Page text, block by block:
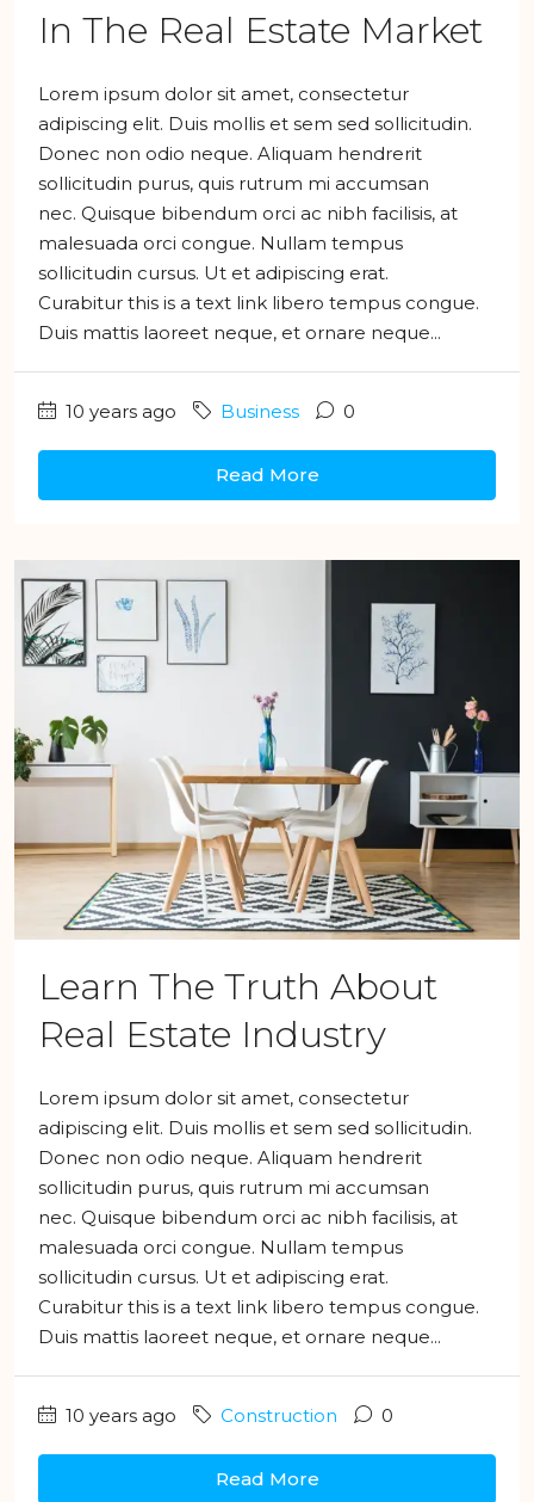
In The Real Estate Market
Lorem ipsum dolor sit amet, consectetur
adipiscing elit. Duis mollis et sem sed sollicitudin.
Donec non odio neque. Aliquam hendrerit
sollicitudin purus, quis rutrum mi accumsan
nec. Quisque bibendum orci ac nibh facilisis, at
malesuada orci congue. Nullam tempus
sollicitudin cursus. Ut et adipiscing erat.
Curabitur this is a text link libero tempus congue.
Duis mattis laoreet neque, et ornare neque...
10 years ago Business 0
Read More
Learn The Truth About
Real Estate Industry
Lorem ipsum dolor sit amet, consectetur
adipiscing elit. Duis mollis et sem sed sollicitudin.
Donec non odio neque. Aliquam hendrerit
sollicitudin purus, quis rutrum mi accumsan
nec. Quisque bibendum orci ac nibh facilisis, at
malesuada orci congue. Nullam tempus
sollicitudin cursus. Ut et adipiscing erat.
Curabitur this is a text link libero tempus congue.
Duis mattis laoreet neque, et ornare neque...
10 years ago Construction 0
Read More